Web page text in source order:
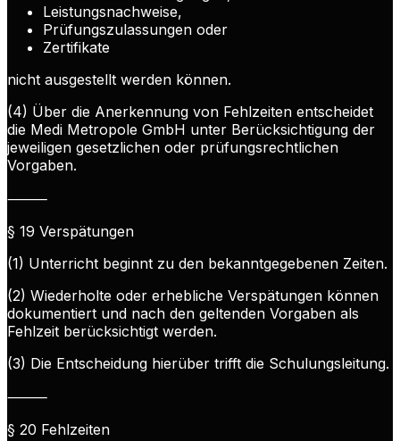
Leistungsnachweise,
Prüfungszulassungen oder
Zertifikate
nicht ausgestellt werden können.
(4) Über die Anerkennung von Fehlzeiten entscheidet
die Medi Metropole GmbH unter Berücksichtigung der
jeweiligen gesetzlichen oder prüfungsrechtlichen
Vorgaben.
⸻
§ 19 Verspätungen
(1) Unterricht beginnt zu den bekanntgegebenen Zeiten.
(2) Wiederholte oder erhebliche Verspätungen können
dokumentiert und nach den geltenden Vorgaben als
Fehlzeit berücksichtigt werden.
(3) Die Entscheidung hierüber trifft die Schulungsleitung.
⸻
§ 20 Fehlzeiten